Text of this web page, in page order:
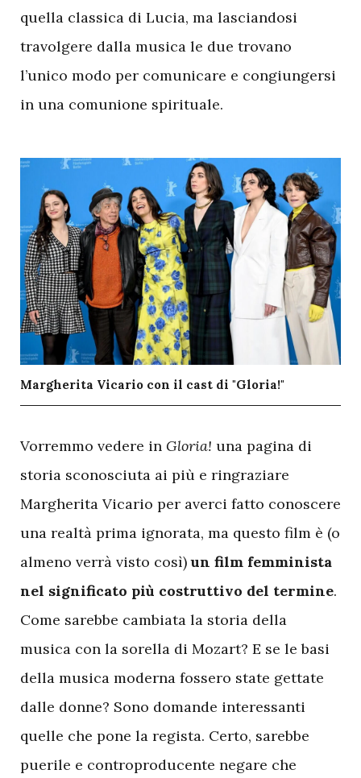
quella classica di Lucia, ma lasciandosi
travolgere dalla musica le due trovano
l’unico modo per comunicare e congiungersi
in una comunione spirituale.
Margherita Vicario con il cast di "Gloria!"
Vorremmo vedere in Gloria! una pagina di
storia sconosciuta ai più e ringraziare
Margherita Vicario per averci fatto conoscere
una realtà prima ignorata, ma questo film è (o
almeno verrà visto così)un film femminista
nel significato più costruttivo del termine.
Come sarebbe cambiata la storia della
musica con la sorella di Mozart? E se le basi
della musica moderna fossero state gettate
dalle donne? Sono domande interessanti
quelle che pone la regista. Certo, sarebbe
puerile e controproducente negare che